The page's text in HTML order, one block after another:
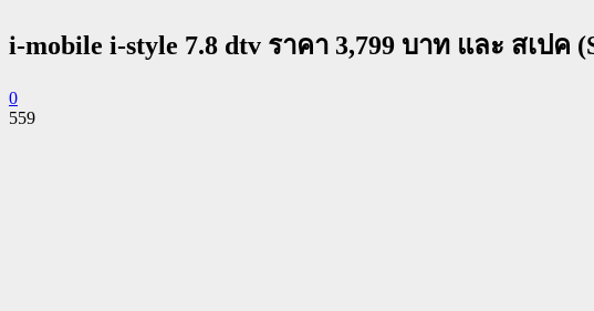
i-mobile i-style 7.8 dtv ราคา 3,799 บาท และ สเปค
0
559